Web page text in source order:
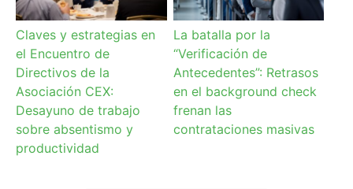
Claves y estrategias en
el Encuentro de
Directivos de la
Asociación CEX:
Desayuno de trabajo
sobre absentismo y
productividad
La batalla por la
“Verificación de
Antecedentes”: Retrasos
en el background check
frenan las
contrataciones masivas